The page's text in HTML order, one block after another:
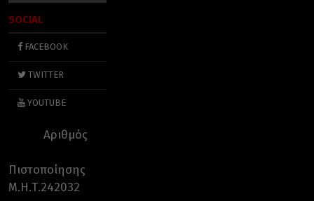
SOCIAL
FACEBOOK
TWITTER
YOUTUBE
Αριθμός
Πιστοποίησης
Μ.Η.Τ.242032